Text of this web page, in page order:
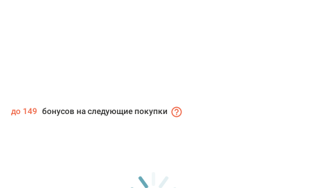
до 149 бонусов на следующие покупки